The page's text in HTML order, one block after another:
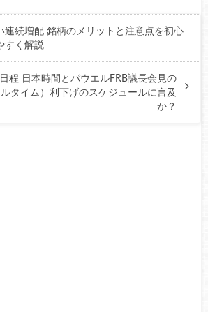
連続増配 銘柄のメリットと注意点を初心
すく解説
程 日本時間とパウエルFRB議長会見の
タイム）利下げのスケジュールに言及
か？